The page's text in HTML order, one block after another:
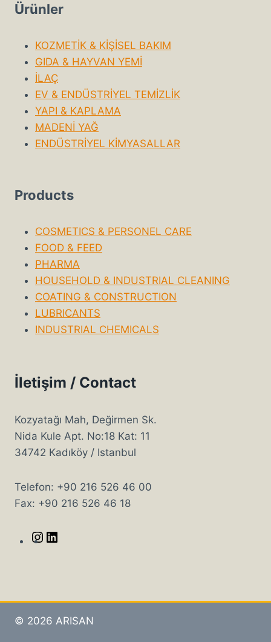
Ürünler
KOZMETİK & KİŞİSEL BAKIM
GIDA & HAYVAN YEMİ
İLAÇ
EV & ENDÜSTRİYEL TEMİZLİK
YAPI & KAPLAMA
MADENİ YAĞ
ENDÜSTRİYEL KİMYASALLAR
Products
COSMETICS & PERSONEL CARE
FOOD & FEED
PHARMA
HOUSEHOLD & INDUSTRIAL CLEANING
COATING & CONSTRUCTION
LUBRICANTS
INDUSTRIAL CHEMICALS
İletişim / Contact
Kozyatağı Mah, Değirmen Sk.
Nida Kule Apt. No:18 Kat: 11
34742 Kadıköy / Istanbul
Telefon: +90 216 526 46 00
Fax: +90 216 526 46 18
© 2026 ARISAN